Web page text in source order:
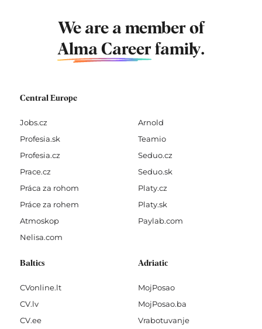
We are a member of
Alma Career family.
Central Europe
Jobs.cz
Profesia.sk
Profesia.cz
Prace.cz
Práca za rohom
Práce za rohem
Atmoskop
Nelisa.com
Arnold
Teamio
Seduo.cz
Seduo.sk
Platy.cz
Platy.sk
Paylab.com
Baltics
CVonline.lt
CV.lv
CV.ee
Adriatic
MojPosao
MojPosao.ba
Vrabotuvanje